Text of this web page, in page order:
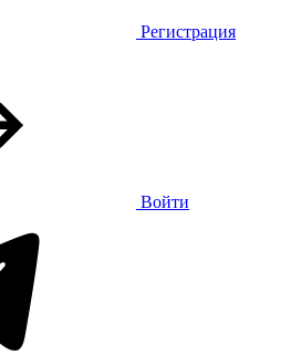
Регистрация
Войти